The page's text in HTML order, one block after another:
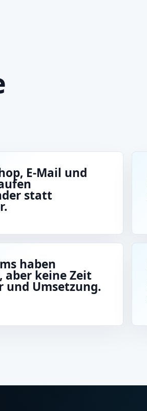
E-Mail und
statt
haben
aber keine Zeit
Umsetzung.